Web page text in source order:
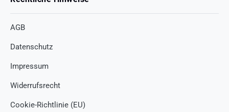
AGB
Datenschutz
Impressum
Widerrufsrecht
Cookie-Richtlinie (EU)